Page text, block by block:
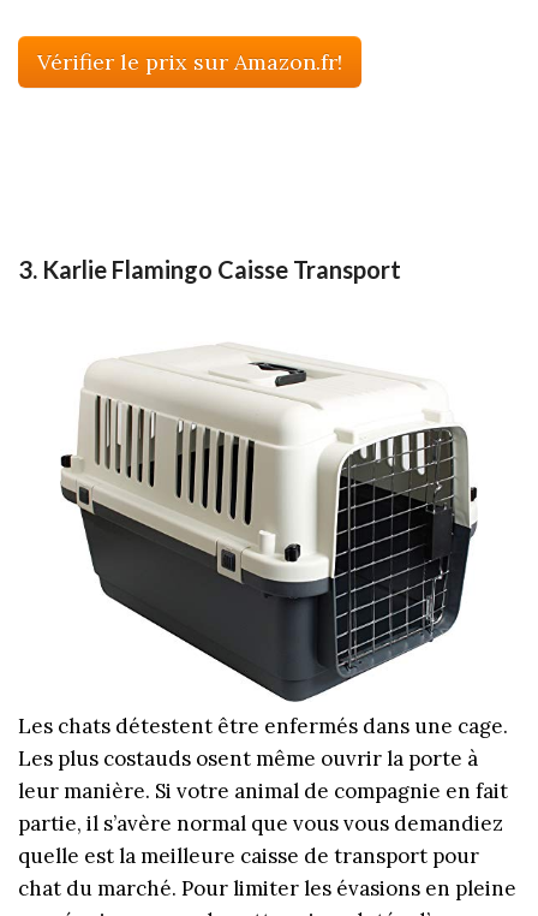
Vérifier le prix sur Amazon.fr!
3. Karlie Flamingo Caisse Transport
Les chats détestent être enfermés dans une cage.
Les plus costauds osent même ouvrir la porte à
leur manière. Si votre animal de compagnie en fait
partie, il s’avère normal que vous vous demandiez
quelle est la meilleure caisse de transport pour
chat du marché. Pour limiter les évasions en pleine